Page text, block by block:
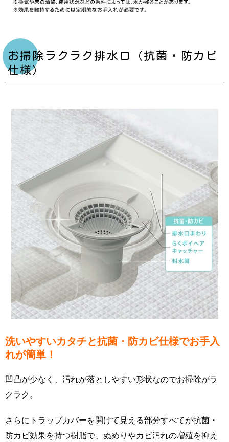
お掃除ラクラク排水口（抗菌・防カビ
仕様）
洗いやすいカタチと抗菌・防カビ仕様でお手入
れが簡単！
凹凸が少なく、汚れが落としやすい形状なのでお掃除がラ
クラク。
さらにトラップカバーを開けて見える部分すべてが抗菌・
防カビ効果を持つ樹脂で、ぬめりやカビ汚れの増殖を抑え